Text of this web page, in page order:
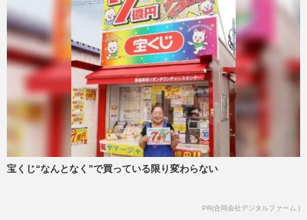
宝くじ“なんとなく”で買っている限り変わらない
PR(合同会社デジタルファーム )